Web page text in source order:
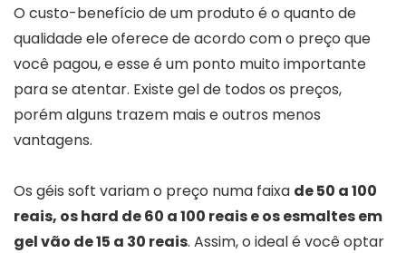
O custo-benefício de um produto é o quanto de
qualidade ele oferece de acordo com o preço que
você pagou, e esse é um ponto muito importante
para se atentar. Existe gel de todos os preços,
porém alguns trazem mais e outros menos
vantagens.
Os géis soft variam o preço numa faixa de 50 a 100
reais, os hard de 60 a 100 reais e os esmaltes em
gel vão de 15 a 30 reais. Assim, o ideal é você optar